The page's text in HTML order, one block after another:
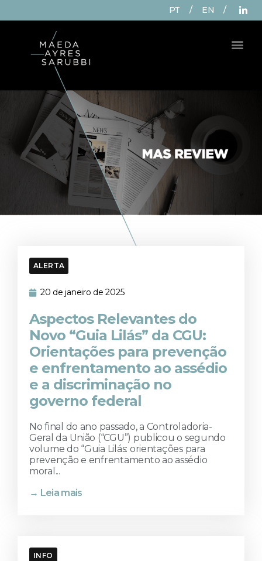
PT / EN /
ALERTA
20 de janeiro de 2025
Aspectos Relevantes do
Novo “Guia Lilás” da CGU:
Orientações para prevenção
e enfrentamento ao assédio
e a discriminação no
governo federal
No final do ano passado, a Controladoria-
Geral da União (“CGU”) publicou o segundo
volume do “Guia Lilás: orientações para
prevenção e enfrentamento ao assédio
moral...
→ Leia mais
INFO